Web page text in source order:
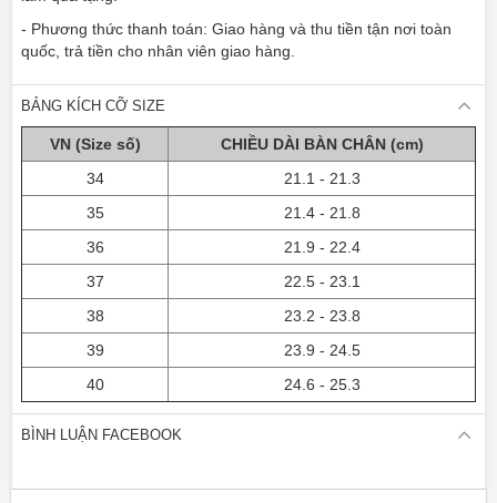
- Phương thức thanh toán: Giao hàng và thu tiền tận nơi toàn
quốc, trả tiền cho nhân viên giao hàng.
BẢNG KÍCH CỠ SIZE
VN (Size số)
CHIỀU DÀI BÀN CHÂN (cm)
34
21.1 - 21.3
35
21.4 - 21.8
36
21.9 - 22.4
37
22.5 - 23.1
38
23.2 - 23.8
39
23.9 - 24.5
40
24.6 - 25.3
BÌNH LUẬN FACEBOOK